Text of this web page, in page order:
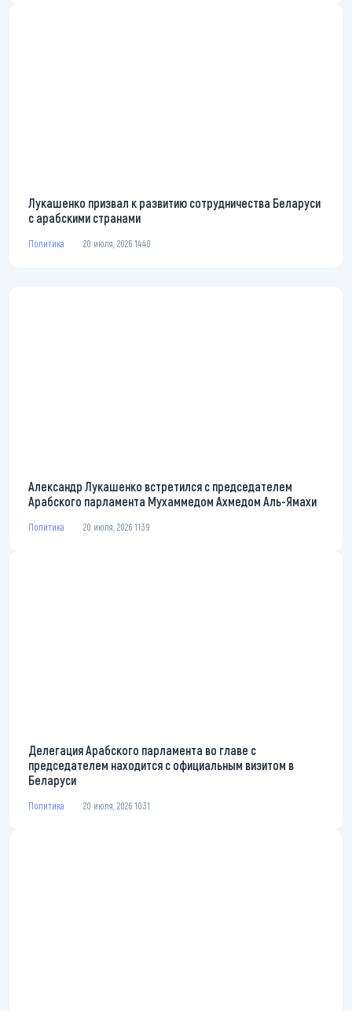
Лукашенко призвал к развитию сотрудничества Беларуси
с арабскими странами
Политика 20 июля, 2026 14:40
Александр Лукашенко встретился с председателем
Арабского парламента Мухаммедом Ахмедом Аль-Ямахи
Политика 20 июля, 2026 11:39
Делегация Арабского парламента во главе с
председателем находится с официальным визитом в
Беларуси
Политика 20 июля, 2026 10:31